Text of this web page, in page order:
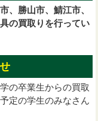
、勝山市、鯖江市、
の買取りを行ってい
の卒業生からの買取
定の学生のみなさん